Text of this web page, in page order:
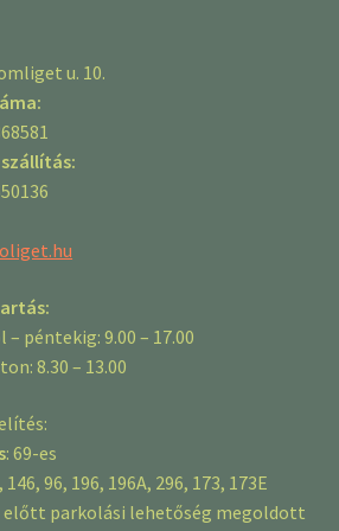
u. 10.
péntekig: 9.00 – 17.00
8.30 – 13.00
: 69-es
146, 96, 196, 196A, 296, 173, 173E
előtt parkolási lehetőség megoldott